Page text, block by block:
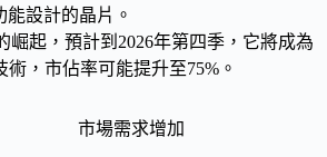
設計的晶片。
崛起，預計到2026年第四季，它將成為
術，市佔率可能提升至75%。
市場需求增加